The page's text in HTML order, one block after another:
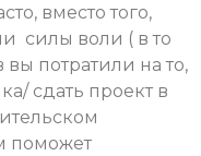
вместо того,
силы воли ( в то
потратили на то,
сдать проект в
поможет